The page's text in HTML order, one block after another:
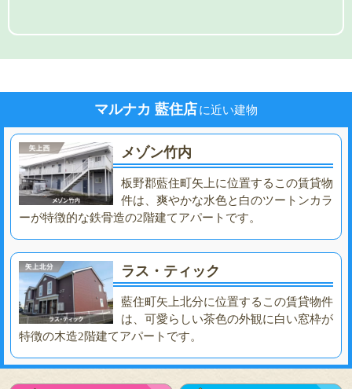
マルナカ 藍住店に近い建物
メゾン竹内
板野郡藍住町矢上に位置するこの賃貸物
件は、爽やかな水色と白のツートンカラ
ーが特徴的な鉄骨造の2階建てアパートです。
ラス・ティック
藍住町矢上北分に位置するこの賃貸物件
は、可愛らしい茶色の外観に白い窓枠が
特徴の木造2階建てアパートです。